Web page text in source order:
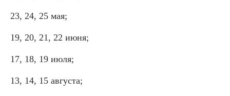
23, 24, 25 мая;
19, 20, 21, 22 июня;
17, 18, 19 июля;
13, 14, 15 августа;